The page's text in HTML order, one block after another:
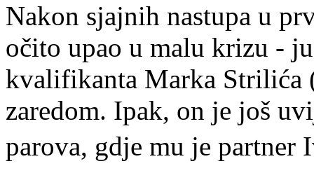
Nakon sjajnih nastupa u
očito upao u malu krizu -
kvalifikanta Marka Strilića
zaredom. Ipak, on je još
parova, gdje mu je partner